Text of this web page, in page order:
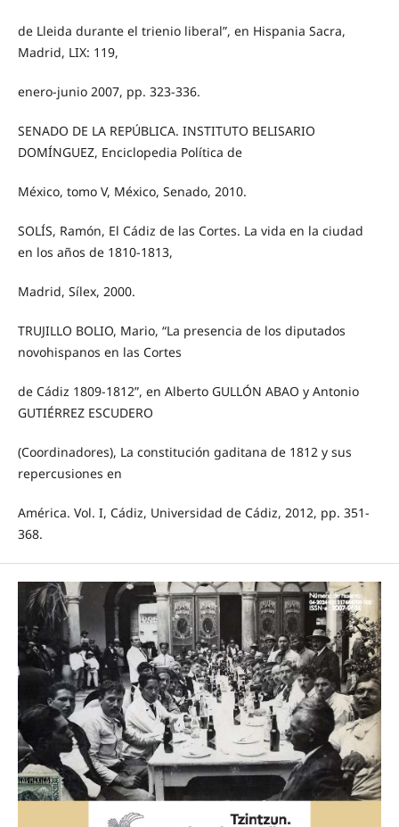
de Lleida durante el trienio liberal”, en Hispania Sacra,
Madrid, LIX: 119,
enero-junio 2007, pp. 323-336.
SENADO DE LA REPÚBLICA. INSTITUTO BELISARIO
DOMÍNGUEZ, Enciclopedia Política de
México, tomo V, México, Senado, 2010.
SOLÍS, Ramón, El Cádiz de las Cortes. La vida en la ciudad
en los años de 1810-1813,
Madrid, Sílex, 2000.
TRUJILLO BOLIO, Mario, “La presencia de los diputados
novohispanos en las Cortes
de Cádiz 1809-1812”, en Alberto GULLÓN ABAO y Antonio
GUTIÉRREZ ESCUDERO
(Coordinadores), La constitución gaditana de 1812 y sus
repercusiones en
América. Vol. I, Cádiz, Universidad de Cádiz, 2012, pp. 351-
368.